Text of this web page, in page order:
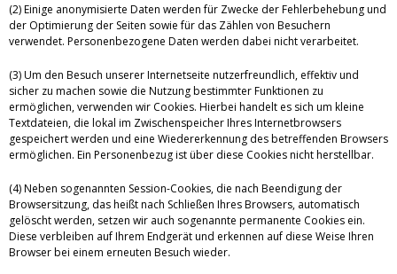
(2) Einige anonymisierte Daten werden für Zwecke der Fehlerbehebung und
der Optimierung der Seiten sowie für das Zählen von Besuchern
verwendet. Personenbezogene Daten werden dabei nicht verarbeitet.
(3) Um den Besuch unserer Internetseite nutzerfreundlich, effektiv und
sicher zu machen sowie die Nutzung bestimmter Funktionen zu
ermöglichen, verwenden wir Cookies. Hierbei handelt es sich um kleine
Textdateien, die lokal im Zwischenspeicher Ihres Internetbrowsers
gespeichert werden und eine Wiedererkennung des betreffenden Browsers
ermöglichen. Ein Personenbezug ist über diese Cookies nicht herstellbar.
(4) Neben sogenannten Session-Cookies, die nach Beendigung der
Browsersitzung, das heißt nach Schließen Ihres Browsers, automatisch
gelöscht werden, setzen wir auch sogenannte permanente Cookies ein.
Diese verbleiben auf Ihrem Endgerät und erkennen auf diese Weise Ihren
Browser bei einem erneuten Besuch wieder.